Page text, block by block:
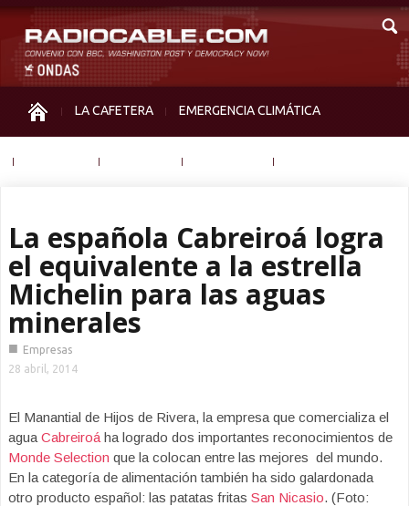
LA CAFETERA EMERGENCIA CLIMÁTICA
La española Cabreiroá logra
el equivalente a la estrella
Michelin para las aguas
minerales
■ Empresas
28 abril, 2014
El Manantial de Hijos de Rivera, la empresa que comercializa el
agua Cabreiroá ha logrado dos importantes reconocimientos de
Monde Selection que la colocan entre las mejores del mundo.
En la categoría de alimentación también ha sido galardonada
otro producto español: las patatas fritas San Nicasio. (Foto: